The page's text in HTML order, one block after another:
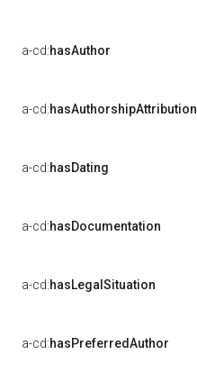
a-cd:hasAuthor
a-cd:hasAuthorshipAttribution
a-cd:hasDating
a-cd:hasDocumentation
a-cd:hasLegalSituation
a-cd:hasPreferredAuthor